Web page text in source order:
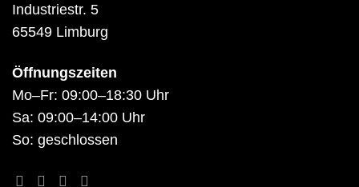
Industriestr. 5
65549 Limburg
Öffnungszeiten
Mo–Fr: 09:00–18:30 Uhr
Sa: 09:00–14:00 Uhr
So: geschlossen